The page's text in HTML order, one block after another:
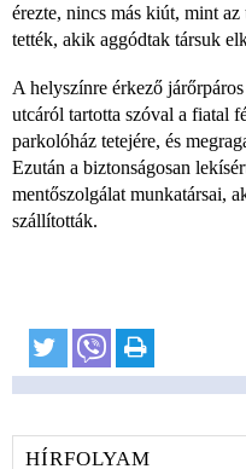
érezte, nincs más kiút, mint
tették, akik aggódtak társuk
A helyszínre érkező
utcáról tartotta szóval a fiatal
parkolóház tetejére, és
Ezután a biztonságosan
mentőszolgálat munkatársai,
szállították.
HÍRFOLYAM